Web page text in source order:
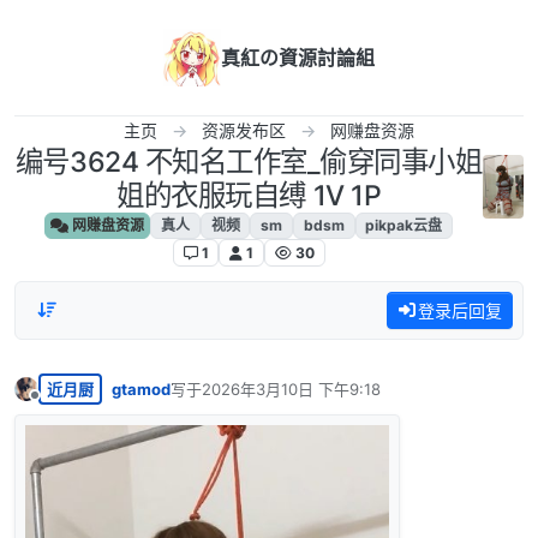
真紅の資源討論組
主页 资源发布区 网赚盘资源
编号3624 不知名工作室_偷穿同事小姐
姐的衣服玩自缚 1V 1P
网赚盘资源 真人 视频 sm bdsm
pikpak云盘
1
1 30
登录后回复
离线
近月厨 gtamod写于2026年3月10日 下午9:18
最后由 编辑